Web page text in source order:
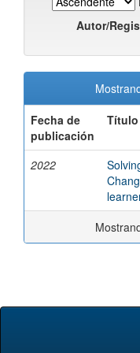
Autor/
Fecha de
publicación
Título
2022